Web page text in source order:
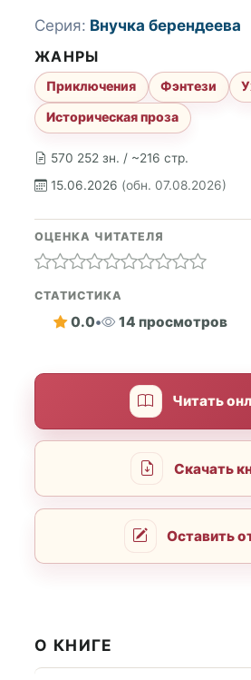
570 252 зн. / ~216 стр.
15.06.2026 (обн. 07.08.2026)
Серия: Внучка берендеева
ЖАНРЫ
Приключения Фэнтези
Историческая проза
ОЦЕНКА ЧИТАТЕЛЯ
СТАТИСТИКА
0.0• 14 просмотров
Читать
Скачать
Оставить
О КНИГЕ